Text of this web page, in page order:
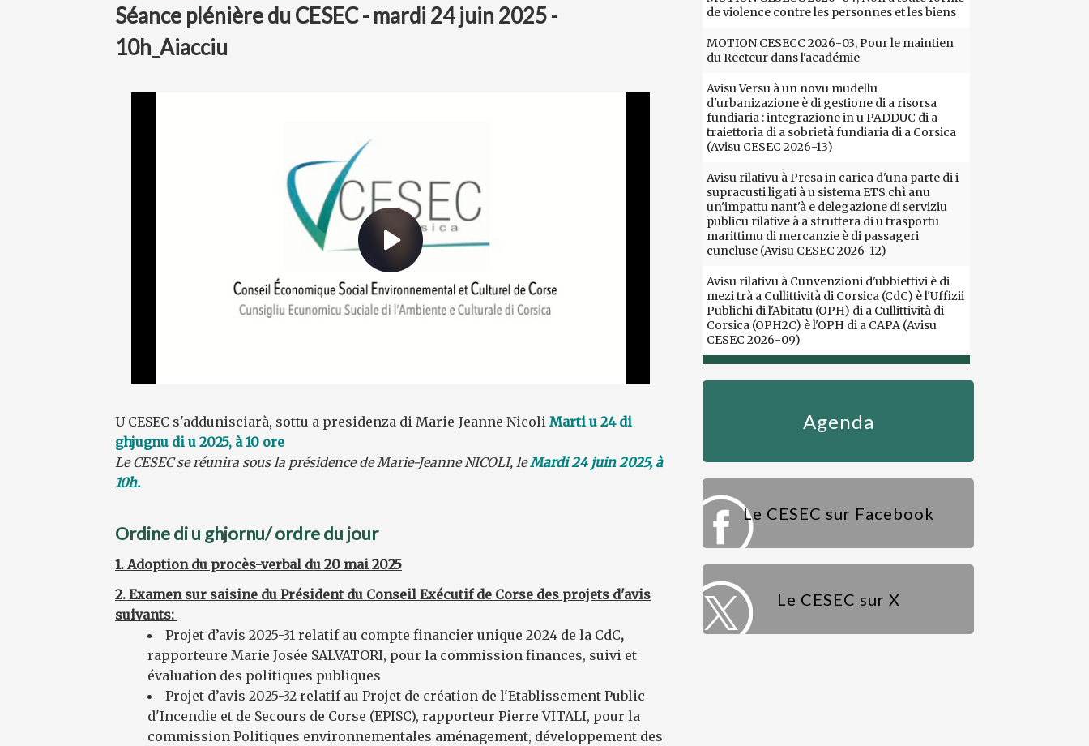
Séance plénière du CESEC - mardi 24 juin 2025 -
10h_Aiacciu
U CESEC s'addunisciarà, sottu a presidenza di Marie-Jeanne Nicoli Marti u 24 di
ghjugnu di u 2025, à 10 ore
Le CESEC se réunira sous la présidence de Marie-Jeanne NICOLI, leMardi 24 juin 2025, à
10h.
Ordine di u ghjornu/ ordre du jour
1. Adoption du procès-verbal du 20 mai 2025
2. Examen sur saisine du Président du Conseil Exécutif de Corse des projets d'avis
suivants:
Projet d’avis 2025-31 relatif au compte financier unique 2024 de la CdC,
rapporteure Marie Josée SALVATORI, pour la commission finances, suivi et
évaluation des politiques publiques
Projet d’avis 2025-32 relatif au Projet de création de l'Etablissement Public
d'Incendie et de Secours de Corse (EPISC), rapporteur Pierre VITALI, pour la
commission Politiques environnementales aménagement, développement des
de violence contre les personnes et les biens
MOTION CESECC 2026-03, Pour le maintien
du Recteur dans l'académie
Avisu Versu à un novu mudellu
d'urbanizazione è di gestione di a risorsa
fundiaria : integrazione in u PADDUC di a
traiettoria di a sobrietà fundiaria di a Corsica
(Avisu CESEC 2026-13)
Avisu rilativu à Presa in carica d'una parte di i
supracusti ligati à u sistema ETS chì anu
un'impattu nant'à e delegazione di serviziu
publicu rilative à a sfruttera di u trasportu
marittimu di mercanzie è di passageri
cuncluse (Avisu CESEC 2026-12)
Avisu rilativu à Cunvenzioni d'ubbiettivi è di
mezi trà a Cullittività di Corsica (CdC) è l'Uffizii
Publichi di l'Abitatu (OPH) di a Cullittività di
Corsica (OPH2C) è l'OPH di a CAPA (Avisu
CESEC 2026-09)
Agenda
Le CESEC sur Facebook
Le CESEC sur X